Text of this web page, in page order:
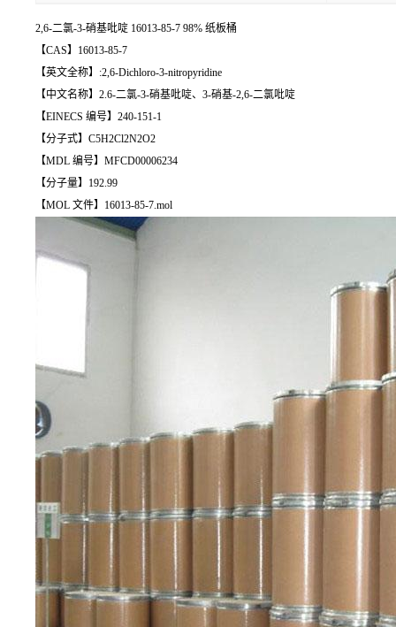
2,6-二氯-3-硝基吡啶 16013-85-7 98% 纸板桶
【CAS】16013-85-7
【英文全称】:2,6-Dichloro-3-nitropyridine
【中文名称】2.6-二氯-3-硝基吡啶、3-硝基-2,6-二氯吡啶
【EINECS 编号】240-151-1
【分子式】C5H2Cl2N2O2
【MDL 编号】MFCD00006234
【分子量】192.99
【MOL 文件】16013-85-7.mol